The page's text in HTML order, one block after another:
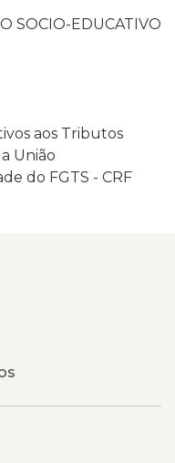
SOCIO-EDUCATIVO
aos Tributos
União
do FGTS - CRF